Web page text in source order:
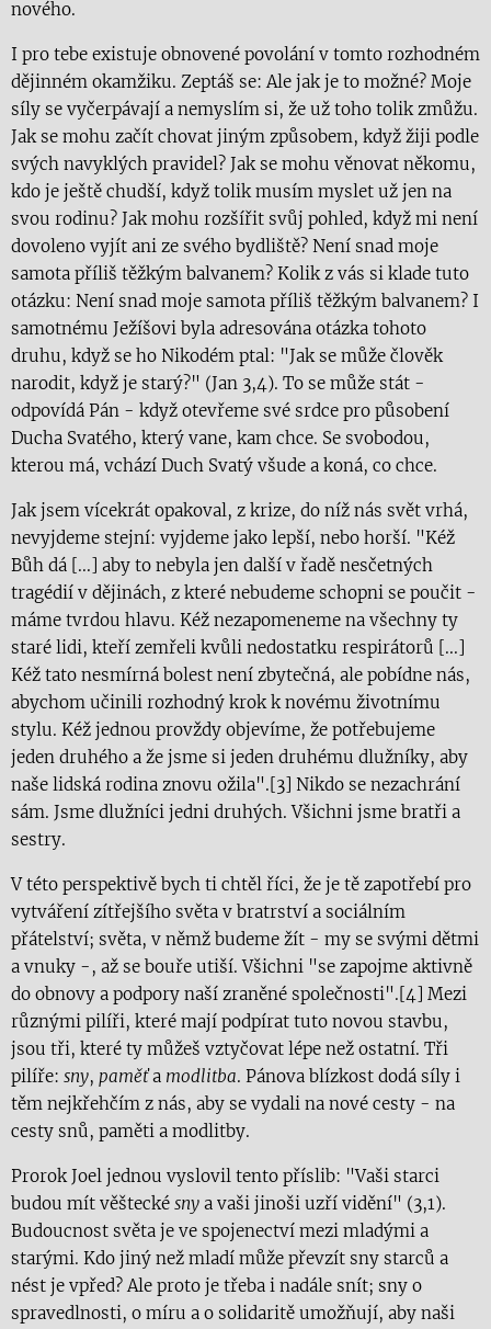
nového.
I pro tebe existuje obnovené povolání v tomto rozhodném
dějinném okamžiku. Zeptáš se: Ale jak je to možné? Moje
síly se vyčerpávají a nemyslím si, že už toho tolik zmůžu.
Jak se mohu začít chovat jiným způsobem, když žiji podle
svých navyklých pravidel? Jak se mohu věnovat někomu,
kdo je ještě chudší, když tolik musím myslet už jen na
svou rodinu? Jak mohu rozšířit svůj pohled, když mi není
dovoleno vyjít ani ze svého bydliště? Není snad moje
samota příliš těžkým balvanem? Kolik z vás si klade tuto
otázku: Není snad moje samota příliš těžkým balvanem? I
samotnému Ježíšovi byla adresována otázka tohoto
druhu, když se ho Nikodém ptal: "Jak se může člověk
narodit, když je starý?" (Jan 3,4). To se může stát -
odpovídá Pán - když otevřeme své srdce pro působení
Ducha Svatého, který vane, kam chce. Se svobodou,
kterou má, vchází Duch Svatý všude a koná, co chce.
Jak jsem vícekrát opakoval, z krize, do níž nás svět vrhá,
nevyjdeme stejní: vyjdeme jako lepší, nebo horší. "Kéž
Bůh dá [...] aby to nebyla jen další v řadě nesčetných
tragédií v dějinách, z které nebudeme schopni se poučit -
máme tvrdou hlavu. Kéž nezapomeneme na všechny ty
staré lidi, kteří zemřeli kvůli nedostatku respirátorů [...]
Kéž tato nesmírná bolest není zbytečná, ale pobídne nás,
abychom učinili rozhodný krok k novému životnímu
stylu. Kéž jednou provždy objevíme, že potřebujeme
jeden druhého a že jsme si jeden druhému dlužníky, aby
naše lidská rodina znovu ožila".[3] Nikdo se nezachrání
sám. Jsme dlužníci jedni druhých. Všichni jsme bratři a
sestry.
V této perspektivě bych ti chtěl říci, že je tě zapotřebí pro
vytváření zítřejšího světa v bratrství a sociálním
přátelství; světa, v němž budeme žít - my se svými dětmi
a vnuky -, až se bouře utiší. Všichni "se zapojme aktivně
do obnovy a podpory naší zraněné společnosti".[4] Mezi
různými pilíři, které mají podpírat tuto novou stavbu,
jsou tři, které ty můžeš vztyčovat lépe než ostatní. Tři
pilíře: sny, paměťa modlitba. Pánova blízkost dodá síly i
těm nejkřehčím z nás, aby se vydali na nové cesty - na
cesty snů, paměti a modlitby.
Prorok Joel jednou vyslovil tento příslib: "Vaši starci
budou mít věštecké sny a vaši jinoši uzří vidění" (3,1).
Budoucnost světa je ve spojenectví mezi mladými a
starými. Kdo jiný než mladí může převzít sny starců a
nést je vpřed? Ale proto je třeba i nadále snít; sny o
spravedlnosti, o míru a o solidaritě umožňují, aby naši